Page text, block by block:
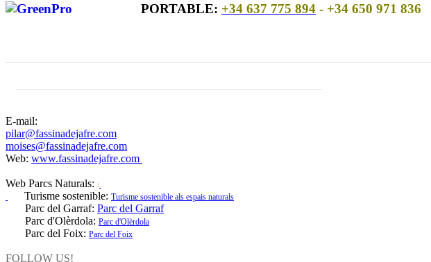
PORTABLE: +34 637 775 894 - +34 650 971 836
E-mail:
pilar@fassinadejafre.com
moises@fassinadejafre.com
Web: www.fassinadejafre.com
Web Parcs Naturals: :
Turisme sostenible: Turisme sostenible als espais naturals
Parc del Garraf: Parc del Garraf
Parc d'Olèrdola: Parc d'Olèrdola
Parc del Foix: Parc del Foix
FOLLOW US!